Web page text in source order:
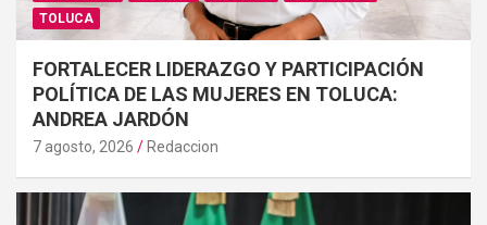
TOLUCA
FORTALECER LIDERAZGO Y PARTICIPACIÓN
POLÍTICA DE LAS MUJERES EN TOLUCA:
ANDREA JARDÓN
7 agosto, 2026 Redaccion